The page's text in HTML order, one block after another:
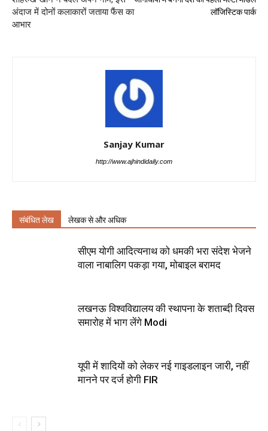
अंदाज में दोनों कलाकारों जताया फैंस का
आभार
लॉजिस्टिक पार्क
Sanjay Kumar
http://www.ajhindidaily.com
संबंधित लेख लेखक से और अधिक
सीएम योगी आदित्यनाथ को धमकी भरा संदेश भेजने
वाला नाबालिग पकड़ा गया, मोबाइल बरामद
लखनऊ विश्वविद्यालय की स्थापना के शताब्दी दिवस
समारोह में भाग लेंगे Modi
यूपी में शादियों को लेकर नई गाइडलाइन जारी, नहीं
मानने पर दर्ज होगी FIR